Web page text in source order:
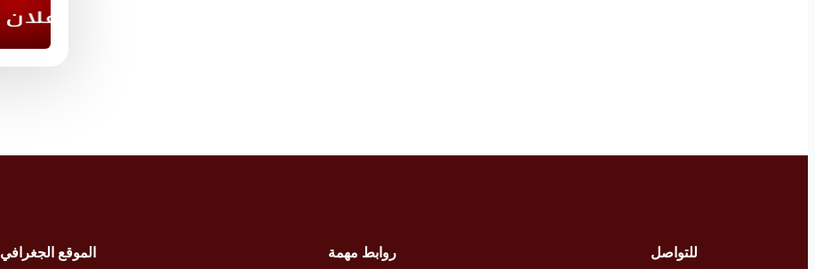
للتواصل
روابط مهمة
الموقع الجغرافي